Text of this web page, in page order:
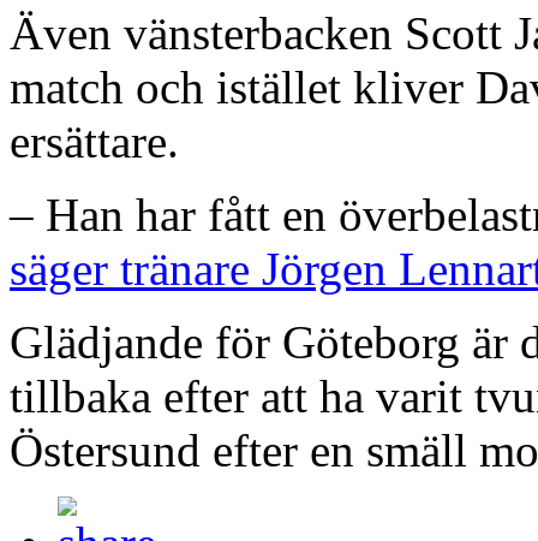
Även vänsterbacken Scott
match och istället kliver
ersättare.
– Han har fått en
säger tränare Jörgen
Glädjande för Göteborg är
tillbaka efter att ha varit
Östersund efter en smäll